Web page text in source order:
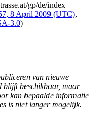
gp/de/index
8 April 2009 (UTC),
3.0)
van nieuwe
blijft beschikbaar, maar
kan bepaalde informatie
is niet langer mogelijk.